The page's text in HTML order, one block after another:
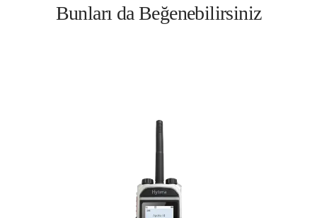
Bunları da Beğenebilirsiniz